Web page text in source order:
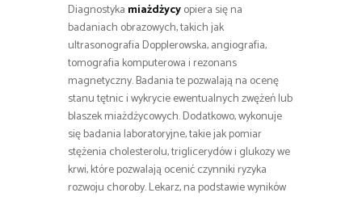
Diagnostyka miażdżycyopiera się na
badaniach obrazowych, takich jak
ultrasonografia Dopplerowska, angiografia,
tomografia komputerowa i rezonans
magnetyczny. Badania te pozwalają na ocenę
stanu tętnic i wykrycie ewentualnych zwężeń lub
blaszek miażdżycowych. Dodatkowo, wykonuje
się badania laboratoryjne, takie jak pomiar
stężenia cholesterolu, triglicerydów i glukozy we
krwi, które pozwalają ocenić czynniki ryzyka
rozwoju choroby. Lekarz, na podstawie wyników